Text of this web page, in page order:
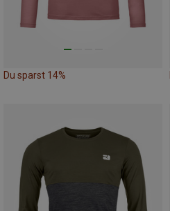
Du sparst 14%